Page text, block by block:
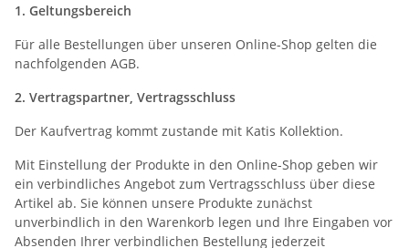
1. Geltungsbereich
Für alle Bestellungen über unseren Online-Shop gelten die
nachfolgenden AGB.
2. Vertragspartner, Vertragsschluss
Der Kaufvertrag kommt zustande mit Katis Kollektion.
Mit Einstellung der Produkte in den Online-Shop geben wir
ein verbindliches Angebot zum Vertragsschluss über diese
Artikel ab. Sie können unsere Produkte zunächst
unverbindlich in den Warenkorb legen und Ihre Eingaben vor
Absenden Ihrer verbindlichen Bestellung jederzeit